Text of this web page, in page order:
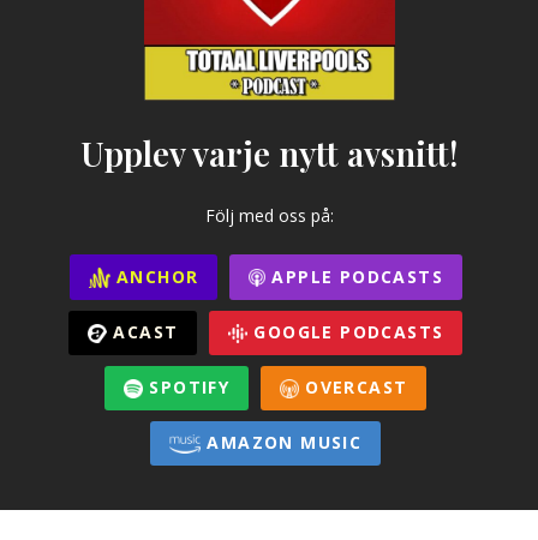
Upplev varje nytt avsnitt!
Följ med oss på:
ANCHOR APPLE PODCASTS
ACAST GOOGLE PODCASTS
SPOTIFY OVERCAST
AMAZON MUSIC